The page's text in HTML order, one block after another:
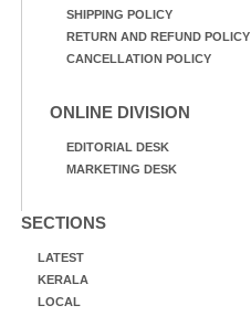
SHIPPING POLICY
RETURN AND REFUND POLICY
CANCELLATION POLICY
ONLINE DIVISION
EDITORIAL DESK
MARKETING DESK
SECTIONS
LATEST
KERALA
LOCAL